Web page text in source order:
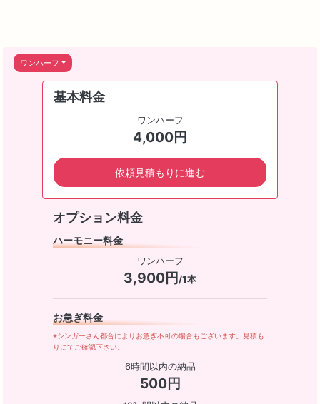
ワンハーフ
基本料金
ワンハーフ
4,000円
依頼見積もりに進む
オプション料金
ハーモニー料金
ワンハーフ
3,900円/1本
お急ぎ料金
※シンガーさん都合によりお急ぎ不可の場合もございます。見積も
りにてご確認下さい。
6時間以内の納品
500円